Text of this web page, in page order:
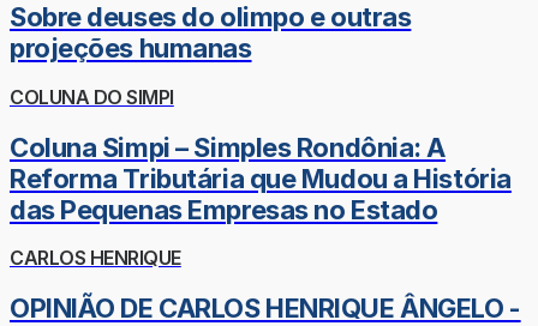
Sobre deuses do olimpo e outras
projeções humanas
COLUNA DO SIMPI
Coluna Simpi – Simples Rondônia: A
Reforma Tributária que Mudou a História
das Pequenas Empresas no Estado
CARLOS HENRIQUE
OPINIÃO DE CARLOS HENRIQUE ÂNGELO -